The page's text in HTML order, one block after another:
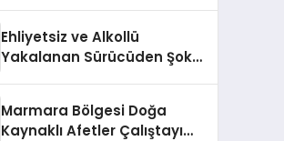
Ehliyetsiz ve Alkollü
Yakalanan Sürücüden Şok
Marmara Bölgesi Doğa
Kaynaklı Afetler Çalıştayı